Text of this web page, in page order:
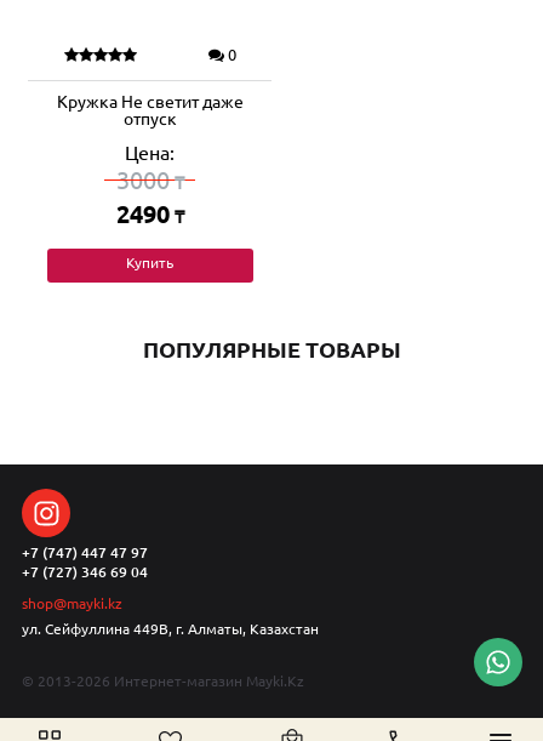
0
Кружка Не светит даже
отпуск
Цена:
3000₸
2490 ₸
Купить
ПОПУЛЯРНЫЕ ТОВАРЫ
+7 (747) 447 47 97
+7 (727) 346 69 04
shop@mayki.kz
ул. Сейфуллина 449В, г. Алматы, Казахстан
© 2013-2026 Интернет-магазин Mayki.Kz